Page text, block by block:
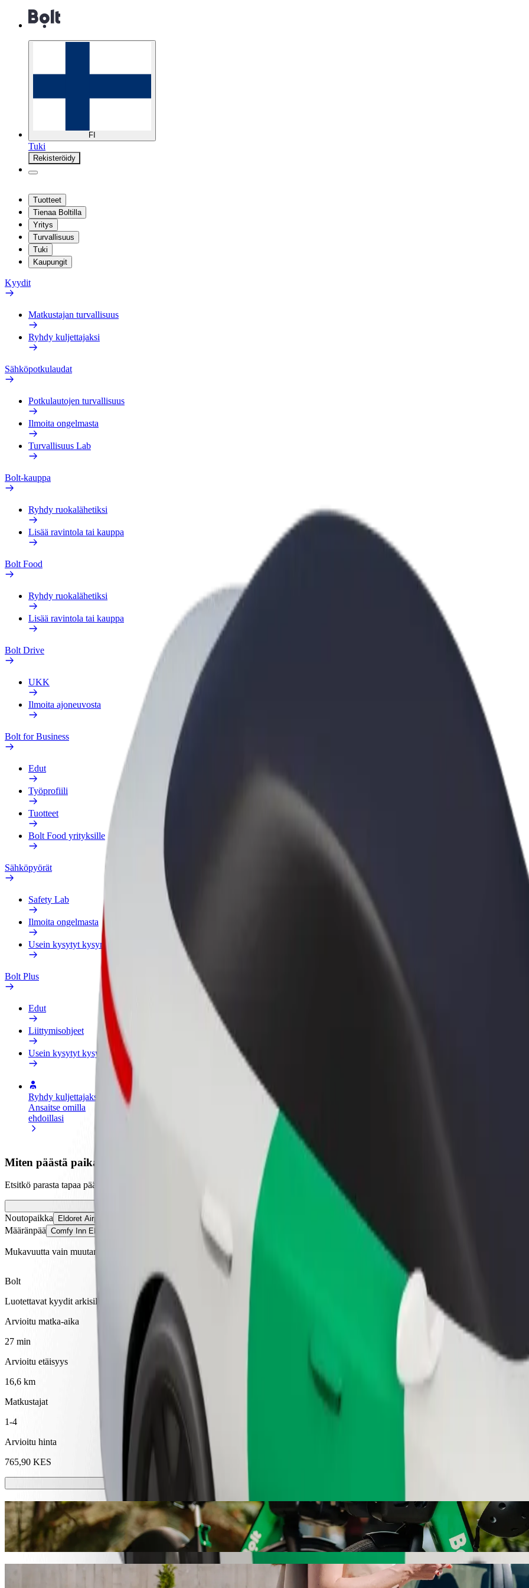
FI
Tuki
Rekisteröidy
Tuotteet
Tienaa Boltilla
Yritys
Turvallisuus
Tuki
Kaupungit
Kyydit
Matkustajan turvallisuus
Ryhdy kuljettajaksi
Sähköpotkulaudat
Potkulautojen turvallisuus
Ilmoita ongelmasta
Turvallisuus Lab
Bolt-kauppa
Ryhdy ruokalähetiksi
Lisää ravintola tai kauppa
Bolt Food
Ryhdy ruokalähetiksi
Lisää ravintola tai kauppa
Bolt Drive
UKK
Ilmoita ajoneuvosta
Bolt for Business
Edut
Työprofiili
Tuotteet
Bolt Food yrityksille
Sähköpyörät
Safety Lab
Ilmoita ongelmasta
Usein kysytyt kysymykset
Bolt Plus
Edut
Liittymisohjeet
Usein kysytyt kysymykset
Ryhdy kuljettajaksi
Ansaitse omilla
ehdoillasi
Ryhdy ruokalähetiksi
Kuljeta ruokaa ja ansaitse
Lisää ravintola tai kauppa
Tavoita lisää asiakkaita ja kasvata
Miten päästä paikasta Eldoret Airport (EDL) kohteeseen Comfy Inn Eldoret
Etsitkö parasta tapaa päästä paikasta Eldoret Airport (EDL) kohteeseen Comfy Inn Eldoret? Tutustu palveluihimme ja löydä täydellinen
Noutopaikka Eldoret Airport (EDL)
Määränpää Comfy Inn Eldoret
Mukavuutta vain muutaman napautuksen päässä!
Bolt
Luotettavat kyydit arkisilla keskikokoisilla autoilla.
Arvioitu matka-aika
27 min
Arvioitu etäisyys
16,6 km
Matkustajat
1-4
Arvioitu hinta
765,90 KES
Sähköpotkulaudat tai sähköpyörät
Liiku kaupungissa Eldoret sähköpotkulaudoilla tai sähköpyörillä
Lataa Bolt-sovellus
Pääse paikasta Eldoret Airport (EDL) kohteeseen Comfy Inn Eldoret Bolt-